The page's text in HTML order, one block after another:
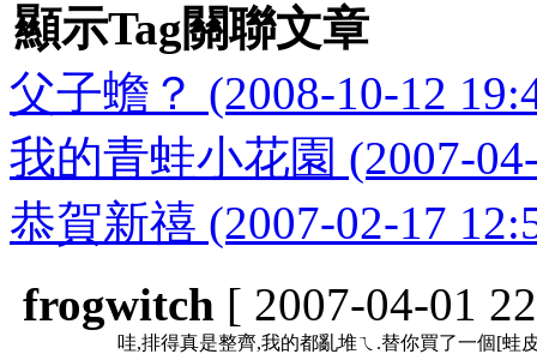
顯示Tag關聯文章
父子蟾？ (2008-10-12
我的青蛙小花園 (2007-
恭賀新禧 (2007-02-17
frogwitch [ 2007-04-01
哇,排得真是整齊,我的都亂堆ㄟ.替你買了一個[蛙